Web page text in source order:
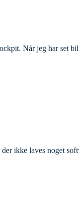
Når jeg har set
ikke laves noget